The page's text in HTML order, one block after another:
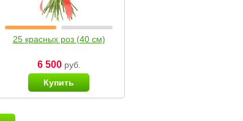
25 красных роз (40 см)
6 500руб.
Купить